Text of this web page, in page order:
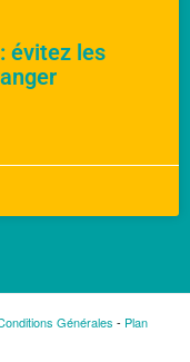
évitez les
Générales - Plan